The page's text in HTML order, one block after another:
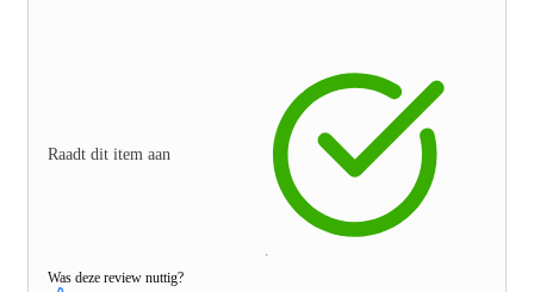
Raadt dit item aan
Was deze review nuttig?